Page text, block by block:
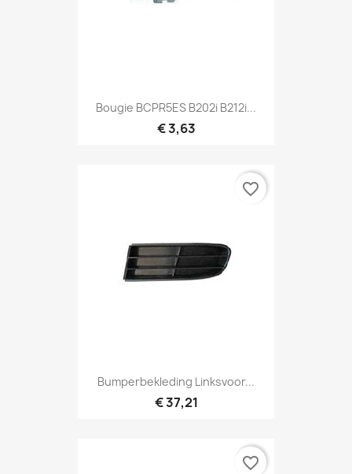
Bougie BCPR5ES B202i B212i...
€ 3,63
Bumperbekleding Linksvoor...
€ 37,21
favorite_border
favorite_border